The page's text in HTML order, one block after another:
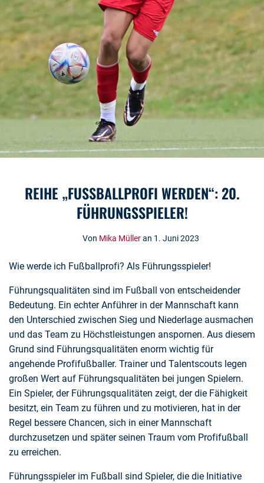
REIHE „FUSSBALLPROFI WERDEN“: 20. F
ÜHRUNGSSPIELER!
Von Mika Müller an 1. Juni 2023
Wie werde ich Fußballprofi? Als Führungsspieler!
Führungsqualitäten sind im Fußball von entscheidender
Bedeutung. Ein echter Anführer in der Mannschaft kann
den Unterschied zwischen Sieg und Niederlage ausmachen
und das Team zu Höchstleistungen anspornen. Aus diesem
Grund sind Führungsqualitäten enorm wichtig für
angehende Profifußballer. Trainer und Talentscouts legen
großen Wert auf Führungsqualitäten bei jungen Spielern.
Ein Spieler, der Führungsqualitäten zeigt, der die Fähigkeit
besitzt, ein Team zu führen und zu motivieren, hat in der
Regel bessere Chancen, sich in einer Mannschaft
durchzusetzen und später seinen Traum vom Profifußball
zu erreichen.
Führungsspieler im Fußball sind Spieler, die die Initiative